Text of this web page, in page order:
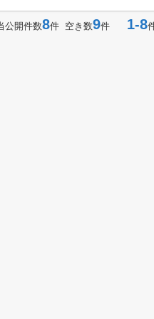
公開件数8件 空き数9件 1-8